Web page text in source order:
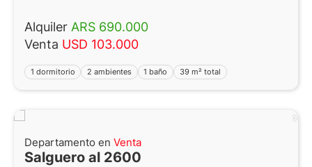
Alquiler ARS 690.000
Venta USD 103.000
1 dormitorio 2 ambientes 1 baño 39 m² total
Departamento en Venta
Salguero al 2600